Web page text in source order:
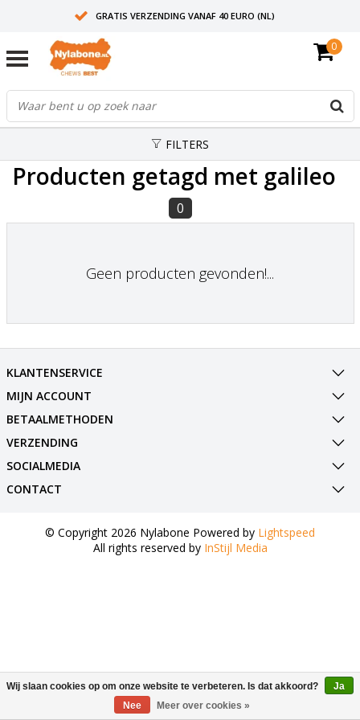
GRATIS VERZENDING VANAF 40 EURO (NL)
0
FILTERS
Producten getagd met galileo
0
Geen producten gevonden!...
KLANTENSERVICE
MIJN ACCOUNT
BETAALMETHODEN
VERZENDING
SOCIALMEDIA
CONTACT
© Copyright 2026 Nylabone Powered by Lightspeed
All rights reserved by InStijl Media
Wij slaan cookies op om onze website te verbeteren. Is dat akkoord?
Ja
Nee
Meer over cookies »